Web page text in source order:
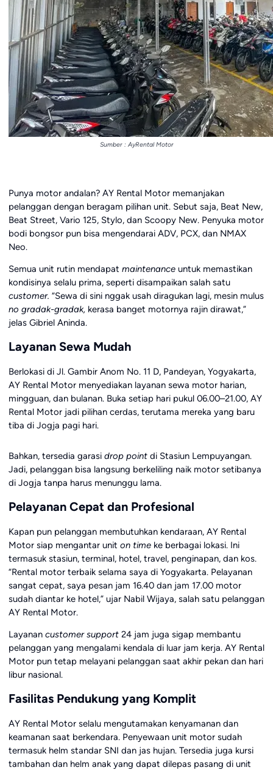
Sumber : AyRental Motor
Punya motor andalan? AY Rental Motor memanjakan
pelanggan dengan beragam pilihan unit. Sebut saja, Beat New,
Beat Street, Vario 125, Stylo, dan Scoopy New. Penyuka motor
bodi bongsor pun bisa mengendarai ADV, PCX, dan NMAX
Neo.
Semua unit rutin mendapat maintenance untuk memastikan
kondisinya selalu prima, seperti disampaikan salah satu
customer. “Sewa di sini nggak usah diragukan lagi, mesin mulus
no gradak-gradak, kerasa banget motornya rajin dirawat,”
jelas Gibriel Aninda.
Layanan Sewa Mudah
Berlokasi di Jl. Gambir Anom No. 11 D, Pandeyan, Yogyakarta,
AY Rental Motor menyediakan layanan sewa motor harian,
mingguan, dan bulanan. Buka setiap hari pukul 06.00–21.00, AY
Rental Motor jadi pilihan cerdas, terutama mereka yang baru
tiba di Jogja pagi hari.
Bahkan, tersedia garasi drop point di Stasiun Lempuyangan.
Jadi, pelanggan bisa langsung berkeliling naik motor setibanya
di Jogja tanpa harus menunggu lama.
Pelayanan Cepat dan Profesional
Kapan pun pelanggan membutuhkan kendaraan, AY Rental
Motor siap mengantar unit on time ke berbagai lokasi. Ini
termasuk stasiun, terminal, hotel, travel, penginapan, dan kos.
“Rental motor terbaik selama saya di Yogyakarta. Pelayanan
sangat cepat, saya pesan jam 16.40 dan jam 17.00 motor
sudah diantar ke hotel,” ujar Nabil Wijaya, salah satu pelanggan
AY Rental Motor.
Layanan customer support 24 jam juga sigap membantu
pelanggan yang mengalami kendala di luar jam kerja. AY Rental
Motor pun tetap melayani pelanggan saat akhir pekan dan hari
libur nasional.
Fasilitas Pendukung yang Komplit
AY Rental Motor selalu mengutamakan kenyamanan dan
keamanan saat berkendara. Penyewaan unit motor sudah
termasuk helm standar SNI dan jas hujan. Tersedia juga kursi
tambahan dan helm anak yang dapat dilepas pasang di unit